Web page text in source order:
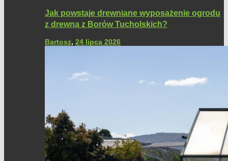
Jak powstaje drewniane wyposażenie ogrodu
z drewna z Borów Tucholskich?
Bartosz, 24 lipca 2026